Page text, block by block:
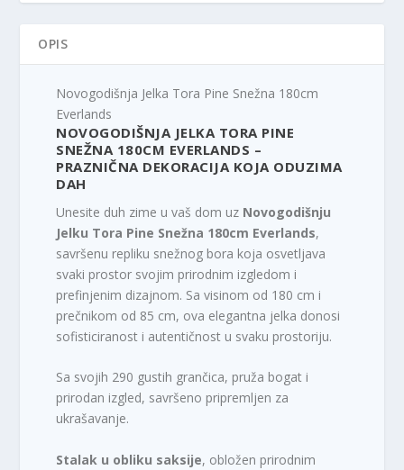
OPIS
Novogodišnja Jelka Tora Pine Snežna 180cm
Everlands
NOVOGODIŠNJA JELKA TORA PINE
SNEŽNA 180CM EVERLANDS –
PRAZNIČNA DEKORACIJA KOJA ODUZIMA
DAH
Unesite duh zime u vaš dom uz Novogodišnju
Jelku Tora Pine Snežna 180cm Everlands,
savršenu repliku snežnog bora koja osvetljava
svaki prostor svojim prirodnim izgledom i
prefinjenim dizajnom. Sa visinom od 180 cm i
prečnikom od 85 cm, ova elegantna jelka donosi
sofisticiranost i autentičnost u svaku prostoriju.
Sa svojih 290 gustih grančica, pruža bogat i
prirodan izgled, savršeno pripremljen za
ukrašavanje.
Stalak u obliku saksije, obložen prirodnim